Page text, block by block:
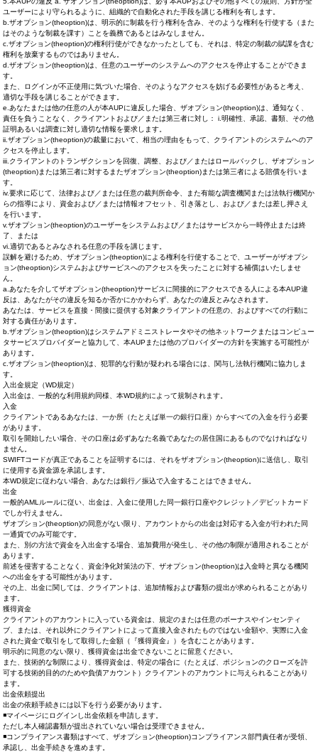
ユーザーにより守られるように、組織的で自動化された手段を講じる権利を有します。
b.ザオプション(theoption)は、明示的に制裁を行う権利を含み、そのような権利を行使する（また
はそのような制裁を課す）ことを義務であるとはみなしません。
c.ザオプション(theoption)の権利行使ができなかったとしても、それは、特定の制裁の賦課を含む
権利を放棄するものではありません。
d.ザオプション(theoption)は、任意のユーザーのシステムへのアクセスを停止することができま
す。
また、ログインが不正使用に気づいた場合、そのようなアクセスを妨げる必要性があると考え、
適切な手段を講じることができます。
e.あなたまたは他の任意の人が本AUPに違反した場合、ザオプション(theoption)は、通知なく、
責任を負うことなく、クライアントおよび／または第三者に対し： i.明確性、承認、書類、その他
証明あるいは調査に対し適切な情報を要求します。
ii.ザオプション(theoption)の裁量において、相当の理由をもって、クライアントのシステムへのア
クセスを停止します。
iii.クライアントのトランザクションを回復、調整、および／またはロールバックし、ザオプション
(theoption)または第三者に対するまたザオプション(theoption)または第三者による賠償を行いま
す。
iv.要求に応じて、法律および／または任意の裁判所命令、また有能な調査機関または法執行機関か
らの指導により、資金および／または情報オフセット、引き落とし、および／または差し押さえ
を行います。
v.ザオプション(theoption)のユーザーをシステムおよび／またはサービスから一時停止または終
了、または
vi.適切であるとみなされる任意の手段を講じます。
誤解を避けるため、ザオプション(theoption)による権利を行使することで、ユーザーがザオプシ
ョン(theoption)システムおよびサービスへのアクセスを失ったことに対する補償はいたしませ
ん。
a.あなたを介してザオプション(theoption)サービスに間接的にアクセスできる人による本AUP違
反は、あなたがその違反を知るか否かにかかわらず、あなたの違反とみなされます。
あなたは、サービスを直接・間接に提供する対象クライアントの任意の、およびすべての行動に
対する責任があります。
b.ザオプション(theoption)はシステムアドミニストレータやその他ネットワークまたはコンピュー
タサービスプロバイダーと協力して、本AUPまたは他のプロバイダーの方針を実施する可能性が
あります。
c.ザオプション(theoption)は、犯罪的な行動が疑われる場合には、関与し法執行機関に協力しま
す。
入出金規定（WD規定）
入出金は、一般的な利用規約同様、本WD規約によって規制されます。
入金
クライアントであるあなたは、一か所（たとえば単一の銀行口座）からすべての入金を行う必要
があります。
取引を開始したい場合、その口座は必ずあなた名義であなたの居住国にあるものでなければなり
ません。
SWIFTコードが真正であることを証明するには、それをザオプション(theoption)に送信し、取引
に使用する資金源を承認します。
本WD規定に従わない場合、あなたは銀行／振込で入金することはできません。
出金
一般的AMLルールに従い、出金は、入金に使用した同一銀行口座やクレジット／デビットカード
でしか行えません。
ザオプション(theoption)の同意がない限り、アカウントからの出金は対応する入金が行われた同
一通貨でのみ可能です。
また、別の方法で資金を入出金する場合、追加費用が発生し、その他の制限が適用されることが
あります。
前述を侵害することなく、資金浄化対策法の下、ザオプション(theoption)は入金時と異なる機関
への出金をする可能性があります。
その上、出金に関しては、クライアントは、追加情報および書類の提出が求められることがあり
ます。
獲得資金
クライアントのアカウントに入っている資金は、規定のまたは任意のボーナスやインセンティ
ブ、または、それ以外にクライアントによって直接入金されたものではない金額や、実際に入金
された資金で取引をして取得した金額（『獲得資金』）を含むことがあります。
明示的に同意のない限り、獲得資金は出金できないことに留意ください。
また、技術的な制限により、獲得資金は、特定の場合に（たとえば、ポジションのクローズを許
可する技術的目的のためや負債アカウント）クライアントのアカウントに与えられることがあり
ます。
出金依頼提出
出金の依頼手続きには以下を行う必要があります。
◾マイページにログインし出金依頼を申請します。
ただし本人確認書類が提出されていない場合は受理できません。
◾コンプライアンス書類はすべて、ザオプション(theoption)コンプライアンス部門責任者が受領、
承認し、出金手続きを進めます。